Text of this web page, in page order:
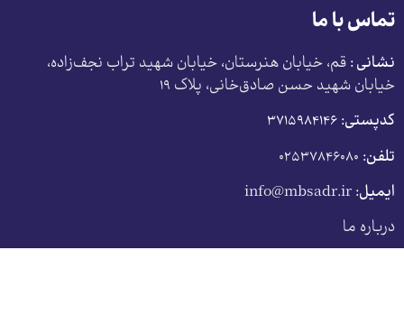
تماس با ما
نشانی : قم، خیابان هنرستان، خیابان شهید تراب نجف‌زاده،
خیابان شهید حسن صادق‌خانی، پلاک ١٩
کدپستی:
تلفن: ۰۲۵۳۷۸۴۶۰۸۰
ایمیل: info@mbsadr.ir
درباره ما